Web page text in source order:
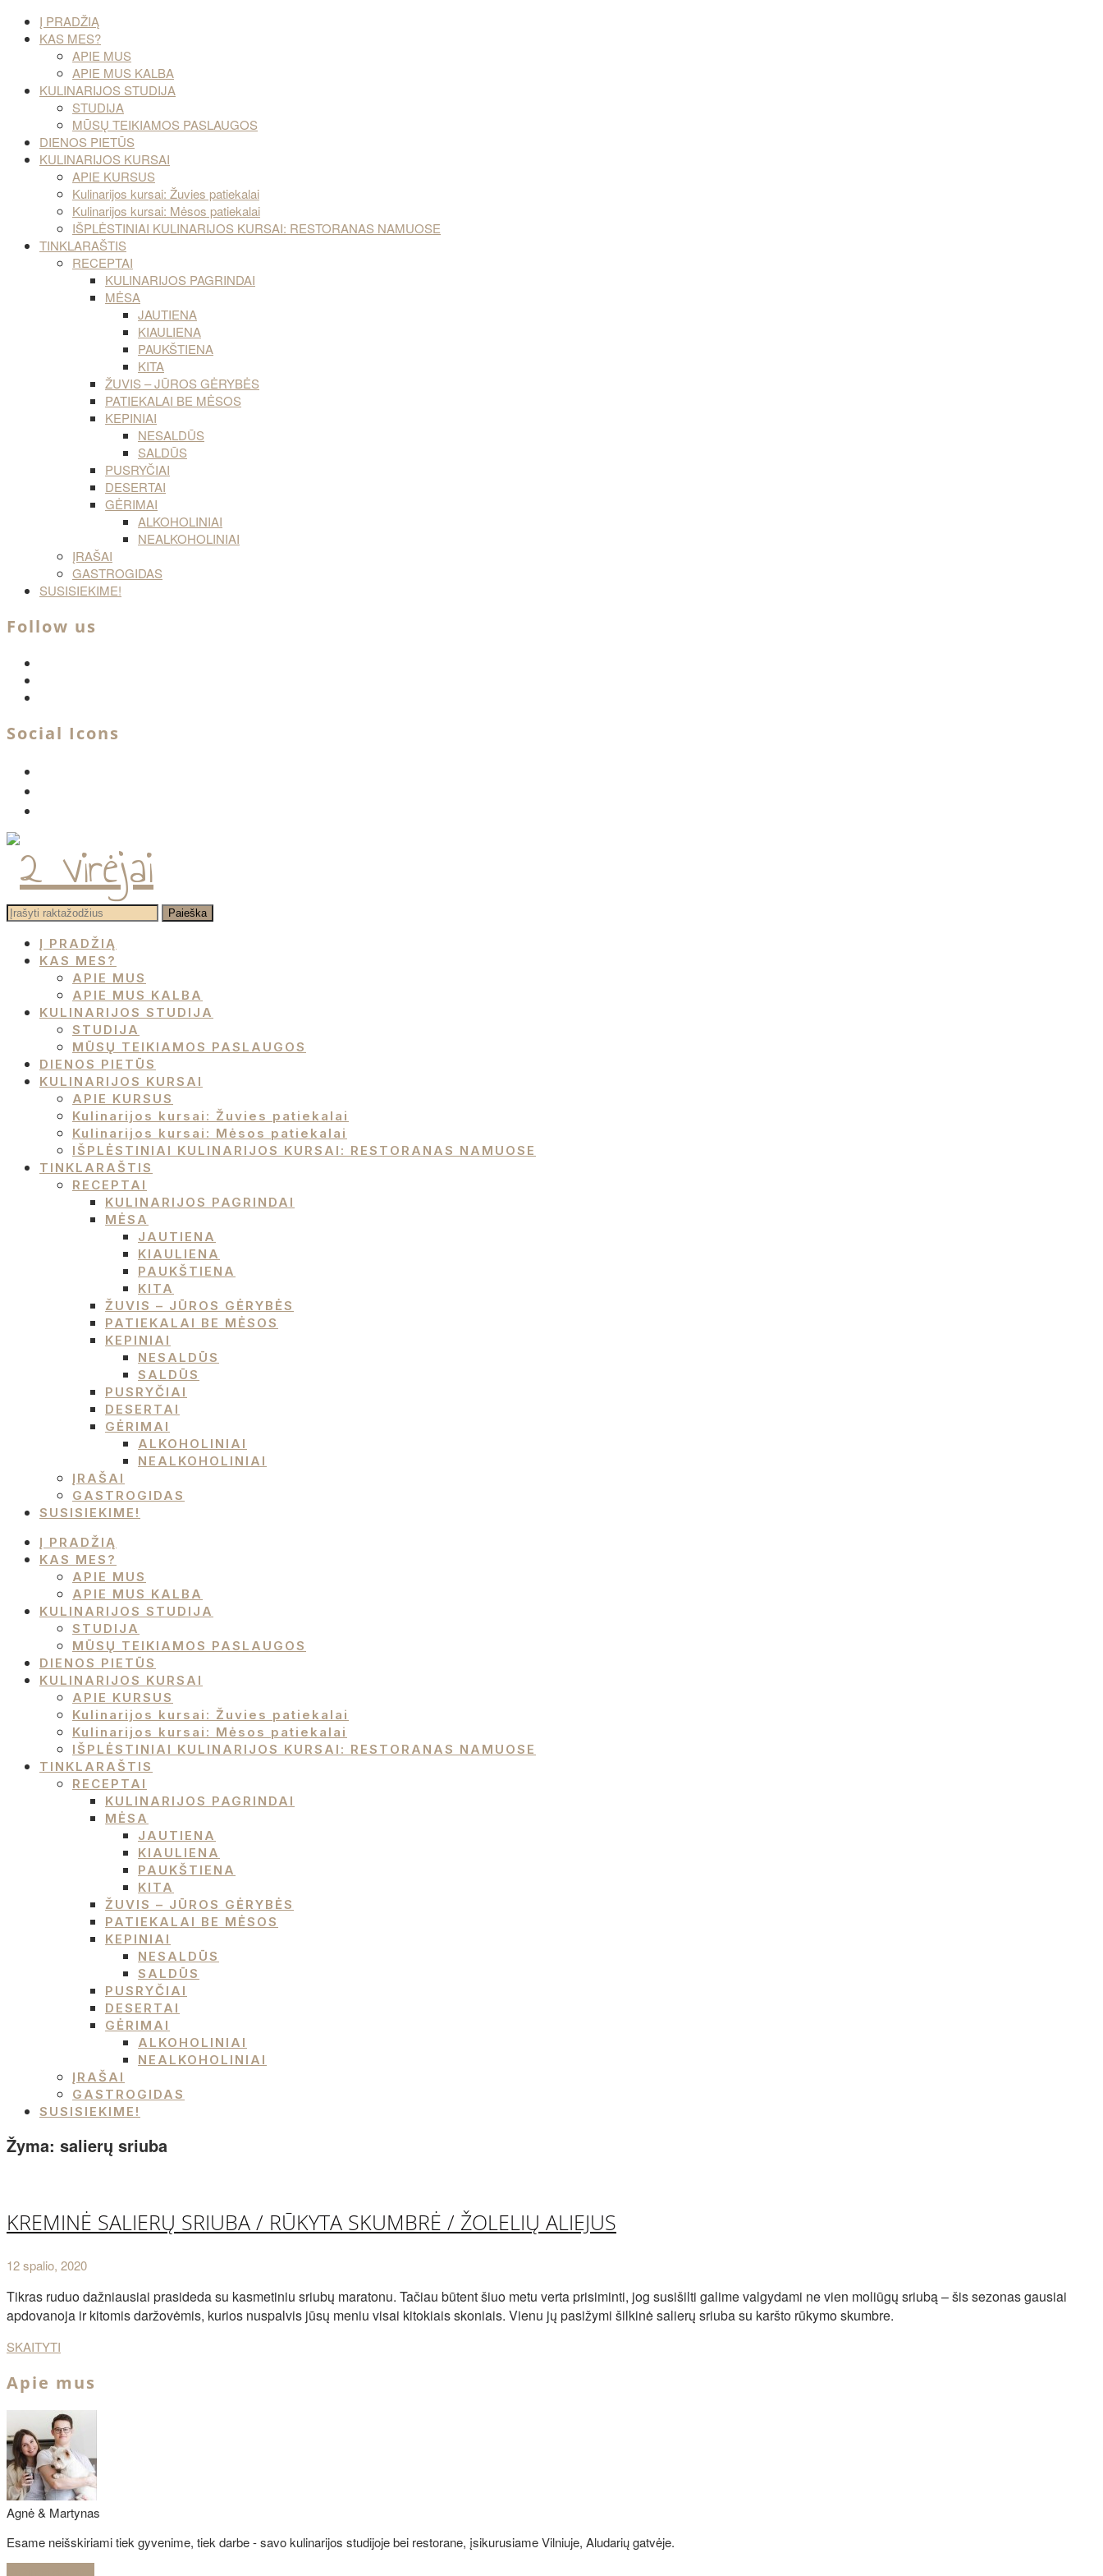
Į PRADŽIĄ
KAS MES?
APIE MUS
APIE MUS KALBA
KULINARIJOS STUDIJA
STUDIJA
MŪSŲ TEIKIAMOS PASLAUGOS
DIENOS PIETŪS
KULINARIJOS KURSAI
APIE KURSUS
Kulinarijos kursai: Žuvies patiekalai
Kulinarijos kursai: Mėsos patiekalai
IŠPLĖSTINIAI KULINARIJOS KURSAI: RESTORANAS NAMUOSE
TINKLARAŠTIS
RECEPTAI
KULINARIJOS PAGRINDAI
MĖSA
JAUTIENA
KIAULIENA
PAUKŠTIENA
KITA
ŽUVIS – JŪROS GĖRYBĖS
PATIEKALAI BE MĖSOS
KEPINIAI
NESALDŪS
SALDŪS
PUSRYČIAI
DESERTAI
GĖRIMAI
ALKOHOLINIAI
NEALKOHOLINIAI
ĮRAŠAI
GASTROGIDAS
SUSISIEKIME!
Follow us
Social Icons
Į PRADŽIĄ
KAS MES?
APIE MUS
APIE MUS KALBA
KULINARIJOS STUDIJA
STUDIJA
MŪSŲ TEIKIAMOS PASLAUGOS
DIENOS PIETŪS
KULINARIJOS KURSAI
APIE KURSUS
Kulinarijos kursai: Žuvies patiekalai
Kulinarijos kursai: Mėsos patiekalai
IŠPLĖSTINIAI KULINARIJOS KURSAI: RESTORANAS NAMUOSE
TINKLARAŠTIS
RECEPTAI
KULINARIJOS PAGRINDAI
MĖSA
JAUTIENA
KIAULIENA
PAUKŠTIENA
KITA
ŽUVIS – JŪROS GĖRYBĖS
PATIEKALAI BE MĖSOS
KEPINIAI
NESALDŪS
SALDŪS
PUSRYČIAI
DESERTAI
GĖRIMAI
ALKOHOLINIAI
NEALKOHOLINIAI
ĮRAŠAI
GASTROGIDAS
SUSISIEKIME!
Į PRADŽIĄ
KAS MES?
APIE MUS
APIE MUS KALBA
KULINARIJOS STUDIJA
STUDIJA
MŪSŲ TEIKIAMOS PASLAUGOS
DIENOS PIETŪS
KULINARIJOS KURSAI
APIE KURSUS
Kulinarijos kursai: Žuvies patiekalai
Kulinarijos kursai: Mėsos patiekalai
IŠPLĖSTINIAI KULINARIJOS KURSAI: RESTORANAS NAMUOSE
TINKLARAŠTIS
RECEPTAI
KULINARIJOS PAGRINDAI
MĖSA
JAUTIENA
KIAULIENA
PAUKŠTIENA
KITA
ŽUVIS – JŪROS GĖRYBĖS
PATIEKALAI BE MĖSOS
KEPINIAI
NESALDŪS
SALDŪS
PUSRYČIAI
DESERTAI
GĖRIMAI
ALKOHOLINIAI
NEALKOHOLINIAI
ĮRAŠAI
GASTROGIDAS
SUSISIEKIME!
Žyma: salierų sriuba
KREMINĖ SALIERŲ SRIUBA / RŪKYTA SKUMBRĖ / ŽOLELIŲ ALIEJUS
12 spalio, 2020
Tikras ruduo dažniausiai prasideda su kasmetiniu sriubų maratonu. Tačiau būtent šiuo metu verta prisiminti, jog susišilti galime valgydami ne vien moliūgų sriubą – šis sezonas gausiai
apdovanoja ir kitomis daržovėmis, kurios nuspalvis jūsų meniu visai kitokiais skoniais. Vienu jų pasižymi šilkinė salierų sriuba su karšto rūkymo skumbre.
SKAITYTI
Apie mus
Agnė & Martynas
Esame neišskiriami tiek gyvenime, tiek darbe - savo kulinarijos studijoje bei restorane, įsikurusiame Vilniuje, Aludarių gatvėje.